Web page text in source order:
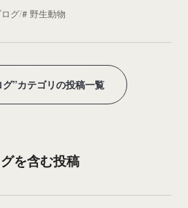
グ 野生動物
グ”カテゴリの投稿一覧
を含む投稿